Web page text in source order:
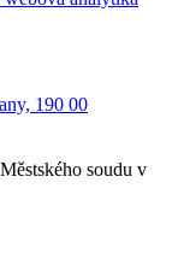
190 00
soudu v